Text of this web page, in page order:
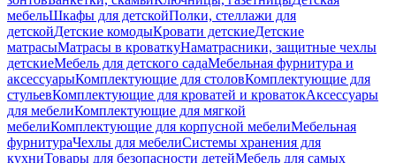
мебельШкафы для детскойПолки, стеллажи для
детскойДетские комодыКровати детскиеДетские
матрасыМатрасы в кроваткуНаматрасники, защитные чехлы
детскиеМебель для детского садаМебельная фурнитура и
аксессуарыКомплектующие для столовКомплектующие для
стульевКомплектующие для кроватей и кроватокАксессуары
для мебелиКомплектующие для мягкой
мебелиКомплектующие для корпусной мебелиМебельная
фурнитураЧехлы для мебелиСистемы хранения для
кухниТовары для безопасности детейМебель для самых